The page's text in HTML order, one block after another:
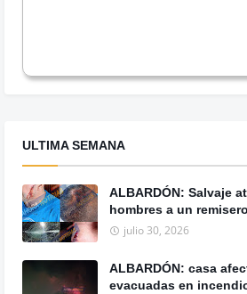
ULTIMA SEMANA
ALBARDÓN: Salvaje
hombres a un
julio 30, 2026
ALBARDÓN: casa
evacuadas en